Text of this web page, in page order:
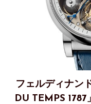
フェルディナン
DU TEMPS